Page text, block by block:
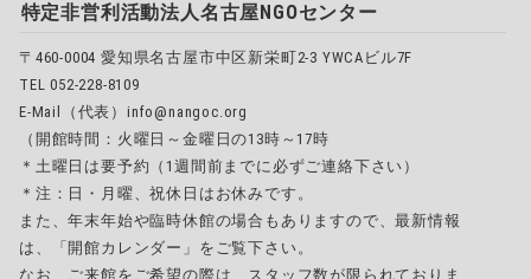
特定非営利活動法人名古屋NGOセンター
〒460-0004 愛知県名古屋市中区新栄町2-3 YWCAビル7F
TEL 052-228-8109
E-Mail（代表）info@nangoc.org
（開館時間：火曜日～金曜日の13時～17時
＊土曜日は要予約（1週間前までに必ずご連絡下さい）
＊注：日・月曜、祝休日はお休みです。
また、年末年始や臨時休館の場合もありますので、最新情報
は、「開館カレンダー」をご覧下さい。
なお、ご来館をご希望の際は、スタッフ数が限られておりま